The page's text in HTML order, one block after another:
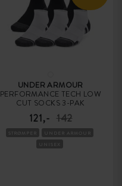
UNDER ARMOUR
PERFORMANCE TECH LOW
CUT SOCKS 3-PAK
121,- 142
STRØMPER
UNDER ARMOUR
UNISEX